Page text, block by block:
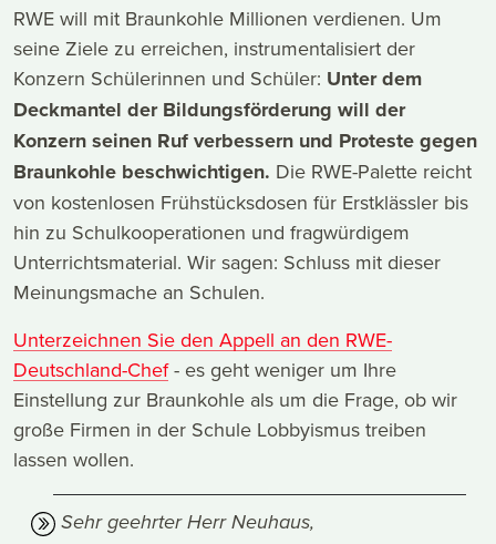
RWE will mit Braunkohle Millionen verdienen. Um
seine Ziele zu erreichen, instrumentalisiert der
Konzern Schülerinnen und Schüler: Unter dem
Deckmantel der Bildungsförderung will der
Konzern seinen Ruf verbessern und Proteste gegen
Braunkohle beschwichtigen. Die RWE-Palette reicht
von kostenlosen Frühstücksdosen für Erstklässler bis
hin zu Schulkooperationen und fragwürdigem
Unterrichtsmaterial. Wir sagen: Schluss mit dieser
Meinungsmache an Schulen.
Unterzeichnen Sie den Appell an den RWE-
Deutschland-Chef- es geht weniger um Ihre
Einstellung zur Braunkohle als um die Frage, ob wir
große Firmen in der Schule Lobbyismus treiben
lassen wollen.
Sehr geehrter Herr Neuhaus,